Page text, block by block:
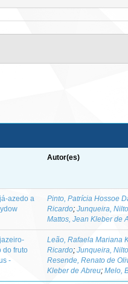
Autor(es)
azedo a
Pinto, Patrícia Hossoe
Ricardo;Junqueira,
Mattos, Jean Kleber de
do fruto
-
Leão, Rafaela Mariana
Ricardo;Junqueira,
Resende, Renato de
Kleber de Abreu;Melo,